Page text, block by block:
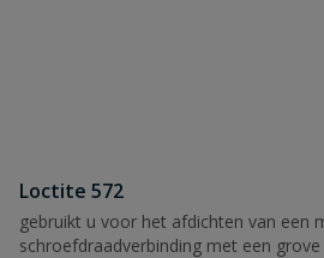
Loctite 572
gebruikt u voor het afdichten van een
schroefdraadverbinding met een